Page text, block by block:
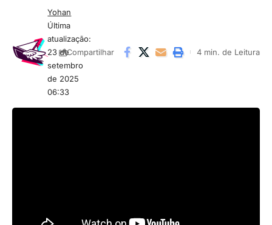
Última
atualização:
23 de
setembro
de 2025
06:33
Yohan
Compartilhar 4 min. de Leitura